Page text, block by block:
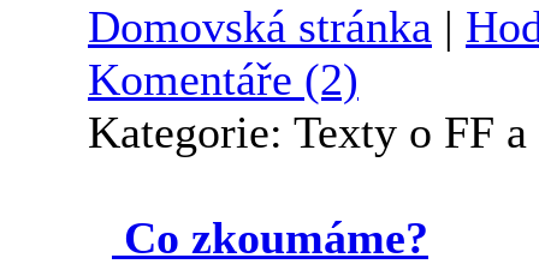
Domovská stránka |
Komentáře (2)
Kategorie: Texty o FF
Co zkoumáme?